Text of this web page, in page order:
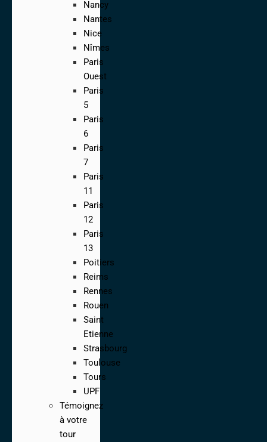
Nancy
Nantes
Nice
Nîmes
Paris
Ouest
Paris
5
Paris
6
Paris
7
Paris
11
Paris
12
Paris
13
Poitiers
Reims
Rennes
Rouen
Saint
Etienne
Strasbourg
Toulouse
Tours
UPF
Témoignez
à votre
tour